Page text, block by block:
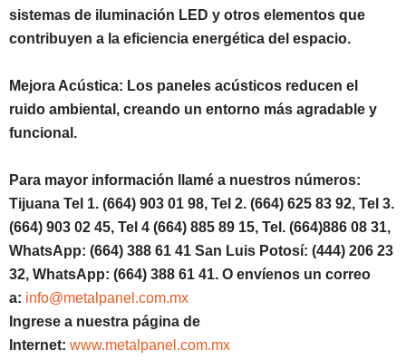
sistemas de iluminación LED y otros elementos que
contribuyen a la eficiencia energética del espacio.
Mejora Acústica: Los paneles acústicos reducen el
ruido ambiental, creando un entorno más agradable y
funcional.
Para mayor información llamé a nuestros números:
Tijuana Tel 1. (664) 903 01 98, Tel 2. (664) 625 83 92, Tel 3.
(664) 903 02 45, Tel 4 (664) 885 89 15, Tel. (664)886 08 31,
WhatsApp: (664) 388 61 41 San Luis Potosí: (444) 206 23
32, WhatsApp: (664) 388 61 41. O envíenos un correo
a: info@metalpanel.com.mx
Ingrese a nuestra página de
Internet: www.metalpanel.com.mx